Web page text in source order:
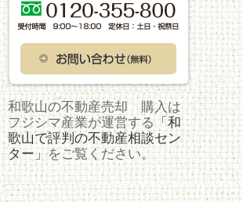
和歌山の不動産売却 購入は
フジシマ産業が運営する「和
歌山で評判の不動産相談セン
ター」をご覧ください。